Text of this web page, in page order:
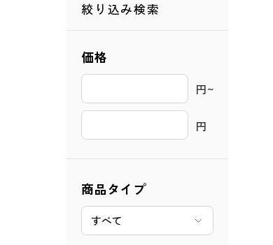
絞り込み検索
価格
円~
円
商品タイプ